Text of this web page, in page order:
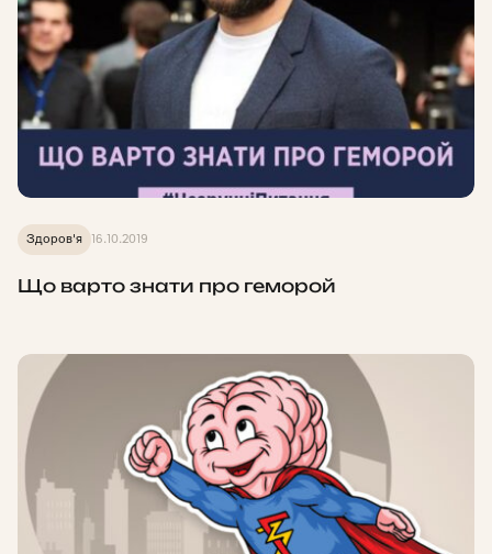
Здоров'я 16.10.2019
Що варто знати про геморой